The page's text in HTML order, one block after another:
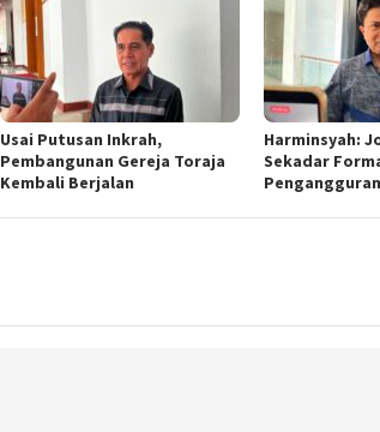
Usai Putusan Inkrah,
Pembangunan Gereja Toraja
Kembali Berjalan
Harminsyah:
Sekadar